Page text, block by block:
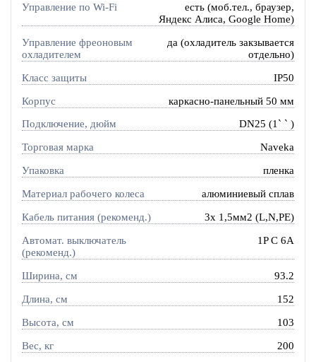
Управление по Wi-Fi
есть (моб.тел., браузер,
Яндекс Алиса, Google Home)
Управление фреоновым
охладителем
да (охладитель закзывается
отдельно)
Класс защиты IP50
Корпус каркасно-панельный 50 мм
Подключение, дюйм DN25 (1` ` )
Торговая марка Naveka
Упаковка пленка
Материал рабочего колеса алюминиевый сплав
Кабель питания (рекоменд.) 3х 1,5мм2 (L,N,PE)
Автомат. выключатель
(рекоменд.)
1P C 6A
Ширина, см 93.2
Длина, см 152
Высота, см 103
Вес, кг 200